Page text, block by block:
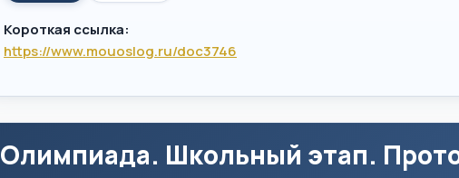
Короткая ссылка:
https://www.mouoslog.ru/doc3746
Олимпиада. Школьный этап.